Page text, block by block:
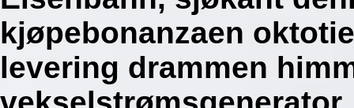
kjøpebonanzaen
levering drammen